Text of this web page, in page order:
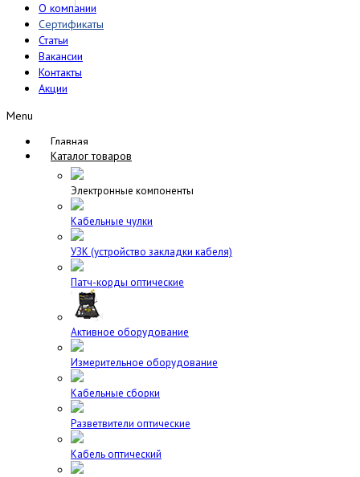
О компании
Сертификаты
Статьи
Вакансии
Контакты
Акции
Menu
Главная
Каталог товаров
Электронные компоненты
Кабельные чулки
УЗК (устройство закладки кабеля)
Патч-корды оптические
Активное оборудование
Измерительное оборудование
Кабельные сборки
Разветвители оптические
Кабель оптический